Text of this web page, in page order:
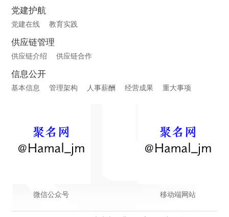
党建护航
党建在线 教育实践
供应链管理
供应链介绍 供应链合作
信息公开
基本信息 管理架构 人事薪酬 经营成果 重大事项
微信公众号 移动端网站